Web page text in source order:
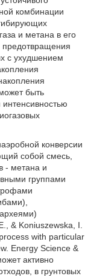
комбинации
и метана в его
предотвращения
с ухудшением
быть
конверсии
собой смесь,
- метана и
группами
& Koniuszewska, I.
with particular
Energy Science &
активно
в грунтовых